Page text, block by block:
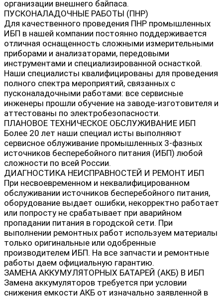
организации внешнего байпаса.
ПУСКОНАЛАДОЧНЫЕ РАБОТЫ (ПНР)
Для качественного проведения ПНР промышленных
ИБП в нашей компании постоянно поддерживается
отличная оснащенность сложными измерительными
приборами и анализаторами, передовыми
инструментами и специализированной оснасткой.
Наши специалисты квалифицированы для проведения
полного спектра мероприятий, связанных с
пусконаладочными работами: все сервисные
инженеры прошли обучение на заводе-изготовителя и
аттестованы по электробезопасности.
ПЛАНОВОЕ ТЕХНИЧЕСКОЕ ОБСЛУЖИВАНИЕ ИБП
Более 20 лет наши специал исты выполняют
сервисное облуживание промышленных 3-фазных
источников бесперебойного питания (ИБП) любой
сложности по всей России.
ДИАГНОСТИКА НЕИСПРАВНОСТЕЙ И РЕМОНТ ИБП
При несвоевременном и неквалифицированном
обслуживании источников бесперебойного питания,
оборудование выдает ошибки, некорректно работает
или попросту не срабатывает при аварийном
пропадании питания в городской сети. При
выполнении ремонтных работ используем материалы
только оригинальные или одобренные
производителем ИБП. На все запчасти и ремонтные
работы даем официальную гарантию.
ЗАМЕНА АККУМУЛЯТОРНЫХ БАТАРЕЙ (АКБ) В ИБП
Замена аккумуляторов требуется при условии
снижения емкости АКБ от изначально заявленной в